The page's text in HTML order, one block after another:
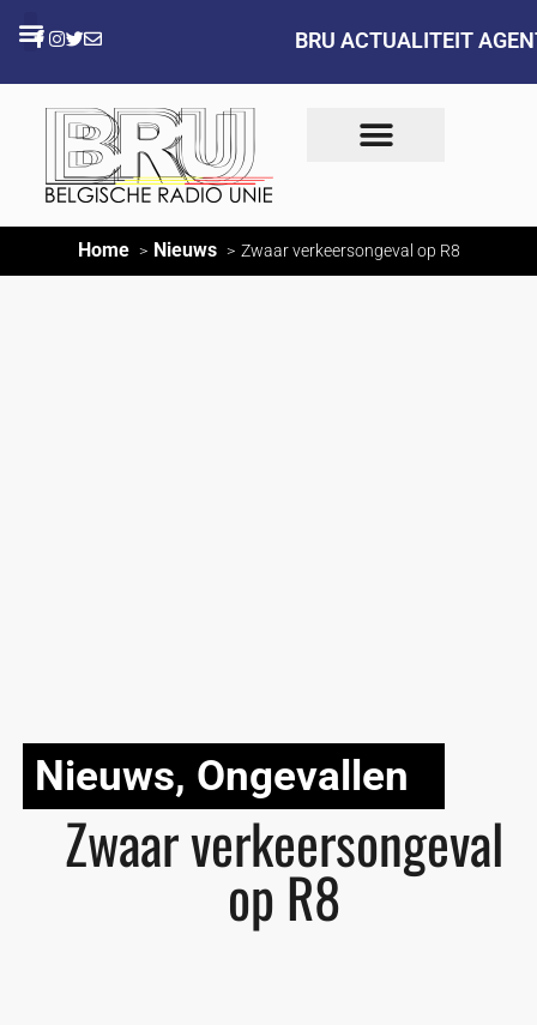
BRU ACTUALITEIT
Home Nieuws Zwaar verkeersongeval op R8
Nieuws, Ongevallen
Zwaar verkeersongeval
op R8